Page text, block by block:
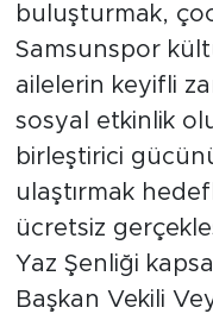
buluşturmak,
Samsunspor
ailelerin keyifli
sosyal etkinlik
birleştirici
ulaştırmak
ücretsiz
Yaz Şenliği
Başkan Vekili